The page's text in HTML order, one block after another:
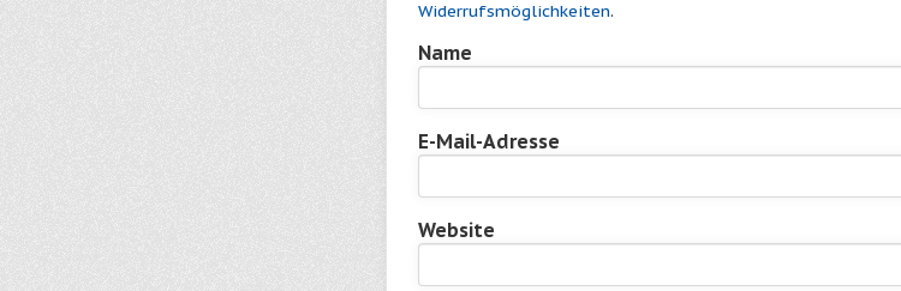
Widerrufsmöglichkeiten.
Name
E-Mail-Adresse
Website